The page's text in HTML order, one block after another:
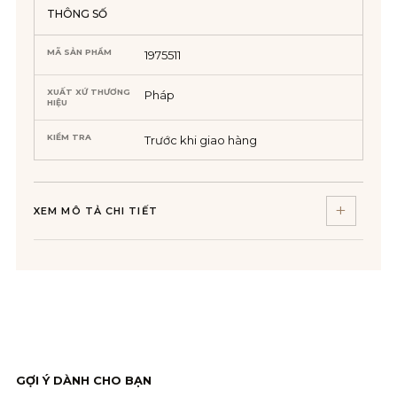
THÔNG SỐ
MÃ SẢN PHẨM 1975511
XUẤT XỨ THƯƠNG
HIỆU
Pháp
KIỂM TRA Trước khi giao hàng
XEM MÔ TẢ CHI TIẾT
GỢI Ý DÀNH CHO BẠN